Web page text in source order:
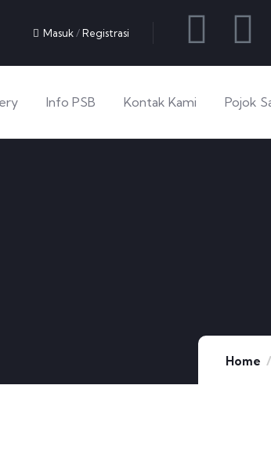
Masuk/Registrasi
Info PSB Kontak Kami Pojok
Home